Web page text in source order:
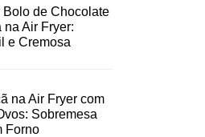
de Chocolate
na Air Fryer:
e Cremosa
na Air Fryer com
Sobremesa
Forno